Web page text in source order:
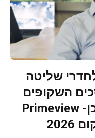
שליטה
השקופים
וכניסה לעולמות התוכן- Primeview